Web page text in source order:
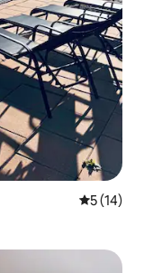
Prosječna
5 (14)